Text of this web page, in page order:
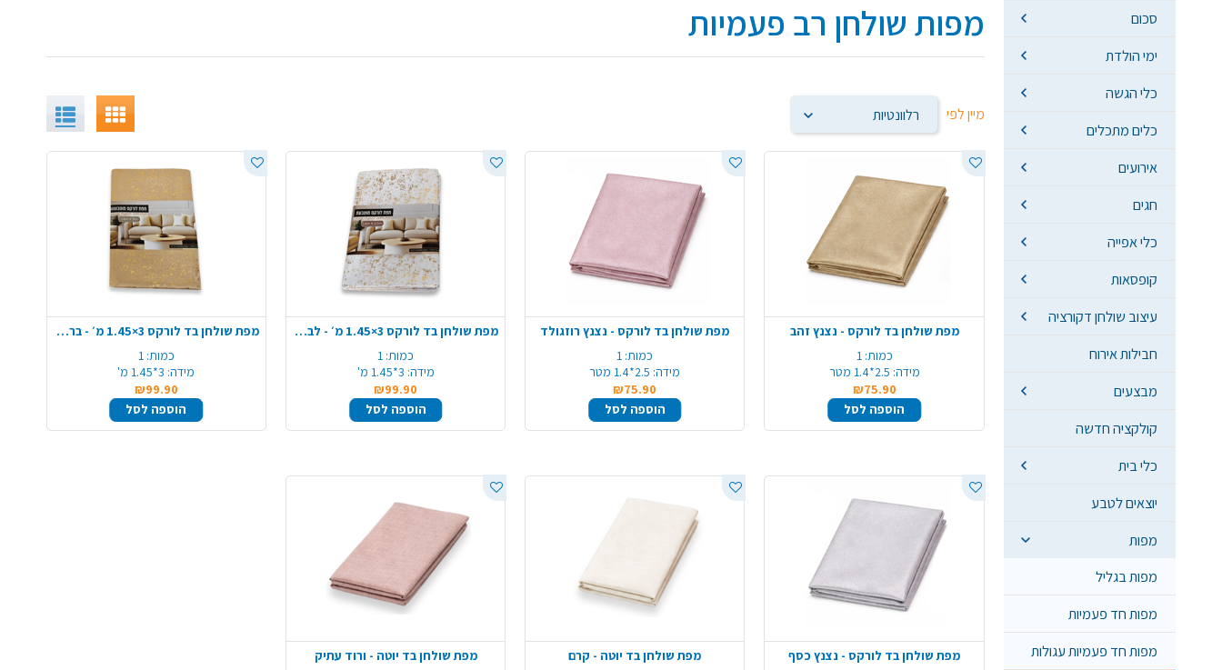
סכום
ימי הולדת
כלי הגשה
כלים מתכלים
אירועים
חגים
כלי אפייה
קופסאות
עיצוב שולחן דקורציה
חבילות אירוח
מבצעים
קולקציה חדשה
כלי בית
יוצאים לטבע
מפות
מפות בגליל
מפות חד פעמיות
מפות חד פעמיות עגולות
מפות שולחן רב פעמיות
מיין לפי
מפת שולחן בד לורקס - נצנץ זהב
כמות: 1
מידה: 2.5*1.4 מטר
₪75.90
הוספה לסל
מפת שולחן בד לורקס - נצנץ רוזגולד
כמות: 1
מידה: 2.5*1.4 מטר
₪75.90
הוספה לסל
מפת שולחן בד לורקס ‎1.45×3 מ׳ - לבן זהב
כמות: 1
מידה: 3*1.45 מ'
₪99.90
הוספה לסל
מפת שולחן בד לורקס ‎1.45×3 מ׳ - בריקים זהב
כמות: 1
מידה: 3*1.45 מ'
₪99.90
הוספה לסל
מפת שולחן בד לורקס - נצנץ כסף
מפת שולחן בד יוטה - קרם
מפת שולחן בד יוטה - ורוד עתיק